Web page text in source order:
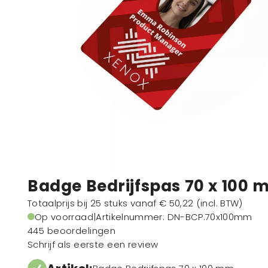
Badge Bedrijfspas 70 x 100
Totaalprijs bij 25 stuks vanaf € 50,22 (incl. BTW)
Op voorraad|Artikelnummer: DN-BCP.70x100mm
445 beoordelingen
Schrijf als eerste een review